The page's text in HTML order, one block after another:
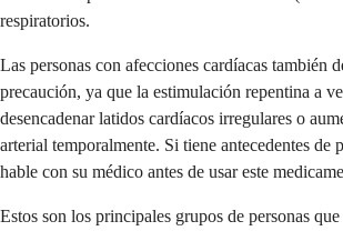
respiratorios.
Las personas con afecciones cardíacas también
precaución, ya que la estimulación repentina a
desencadenar latidos cardíacos irregulares o
arterial temporalmente. Si tiene antecedentes de
hable con su médico antes de usar este
Estos son los principales grupos de personas